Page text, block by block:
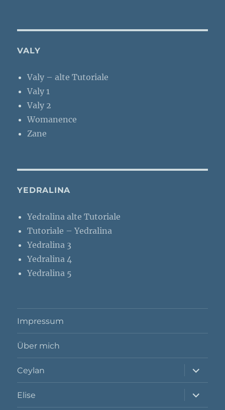
VALY
Valy – alte Tutoriale
Valy 1
Valy 2
Womanence
Zane
YEDRALINA
Yedralina alte Tutoriale
Tutoriale – Yedralina
Yedralina 3
Yedralina 4
Yedralina 5
Impressum
Über mich
Ceylan
öffnen
Elise
öffnen